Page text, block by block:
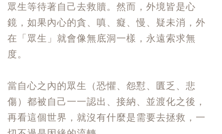
眾生等待著自己去救贖。然而，外境皆是心
鏡，如果內心的貪、嗔、癡、慢、疑未消，外
在「眾生」就會像無底洞一樣，永遠索求無
度。
當自心之內的眾生（恐懼、怨懟、匱乏、悲
傷）都被自己一一認出、接納、並渡化之後，
再看這個世界，就沒有什麼是需要去拯救，一